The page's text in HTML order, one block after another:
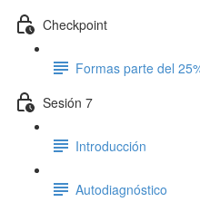
Checkpoint
Formas parte del
Sesión 7
Introducción
Autodiagnóstico